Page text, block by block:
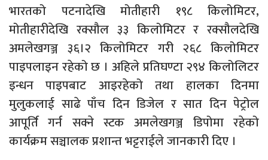
भारतको पटनादेखि मोतीहारी १९८ किलोमिटर,
मोतीहारीदेखि रक्सौल ३३ किलोमिटर र रक्सौलदेखि
अमलेखगञ्ज ३६।२ किलोमिटर गरी २६८ किलोमिटर
पाइपलाइन रहेको छ । अहिले प्रतिघण्टा २९४ किलोलिटर
इन्धन पाइपबाट आइरहेको तथा हालका दिनमा
मुलुकलाई साढे पाँच दिन डिजेल र सात दिन पेट्रोल
आपूर्ति गर्न सक्ने स्टक अमलेखगञ्ज डिपोमा रहेको
कार्यक्रम सञ्चालक प्रशान्त भट्टराईले जानकारी दिए ।